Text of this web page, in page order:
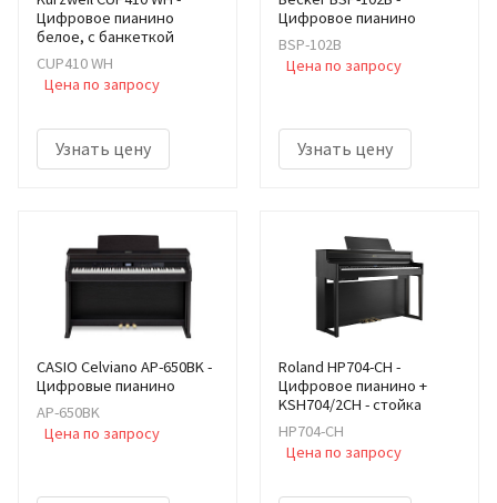
Цифровое пианино
белое, с банкеткой
CUP410 WH
Цена по запросу
Узнать цену
Цифровое пианино
BSP-102B
Цена по запросу
Узнать цену
CASIO Celviano AP-650BK -
Цифровые пианино
AP-650BK
Цена по запросу
Roland HP704-CH -
Цифровое пианино +
KSH704/2CH - стойка
HP704-CH
Цена по запросу